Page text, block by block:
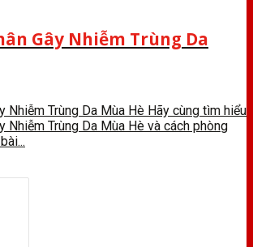
Gây Nhiễm Trùng Da
Nhiễm Trùng Da Mùa Hè Hãy cùng tìm hiểu
Nhiễm Trùng Da Mùa Hè và cách phòng